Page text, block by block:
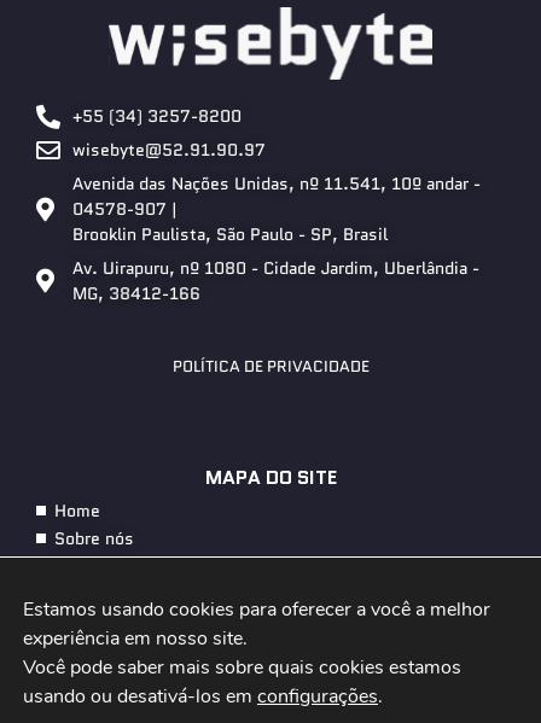
+55 (34) 3257-8200
wisebyte@52.91.90.97
Avenida das Nações Unidas, nº 11.541, 10º andar -
04578-907 |
Brooklin Paulista, São Paulo - SP, Brasil
Av. Uirapuru, nº 1080 - Cidade Jardim, Uberlândia -
MG, 38412-166
POLÍTICA DE PRIVACIDADE
MAPA DO SITE
Home
Sobre nós
Soluções
Energia
Telecom
Contato
Estamos usando cookies para oferecer a você a melhor
experiência em nosso site.
Você pode saber mais sobre quais cookies estamos
usando ou desativá-los em configurações.